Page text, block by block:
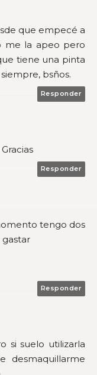
que empecé a
me la apeo pero
tiene una pinta
bsños.
Responder
Responder
tengo dos
gastar
Responder
si suelo utilizarla
desmaquillarme